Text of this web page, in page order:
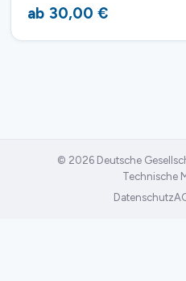
ab 30,00 €
© 2026 Deutsche
Technische
Datenschutz